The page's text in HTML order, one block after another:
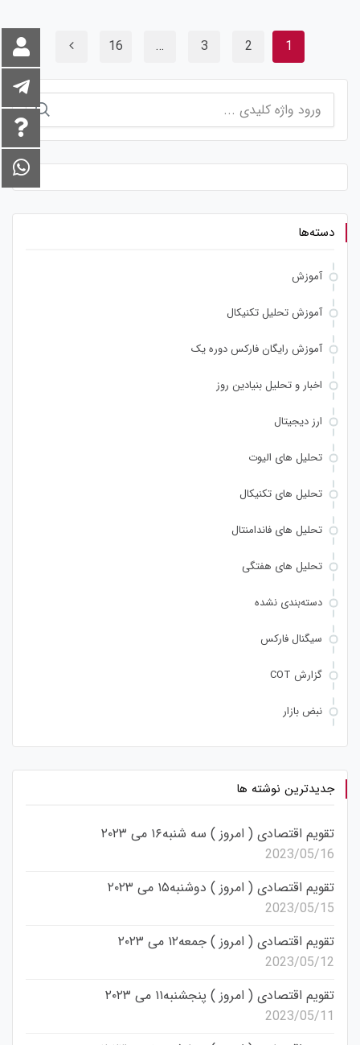
1
2
3
…
16
جستجو
برای:
دسته‌ها
آموزش
آموزش تحلیل تکنیکال
آموزش رایگان فارکس دوره یک
اخبار و تحلیل بنیادین روز
ارز دیجیتال
تحلیل های الیوت
تحلیل های تکنیکال
تحلیل های فاندامنتال
تحلیل های هفتگی
دسته‌بندی نشده
سیگنال فارکس
گزارش COT
نبض بازار
جدیدترین نوشته ها
تقویم اقتصادی ( امروز ) سه شنبه۱۶ می ۲۰۲۳
2023/05/16
تقویم اقتصادی ( امروز ) دوشنبه۱۵ می ۲۰۲۳
2023/05/15
تقویم اقتصادی ( امروز ) جمعه۱۲ می ۲۰۲۳
2023/05/12
تقویم اقتصادی ( امروز ) پنجشنبه۱۱ می ۲۰۲۳
2023/05/11